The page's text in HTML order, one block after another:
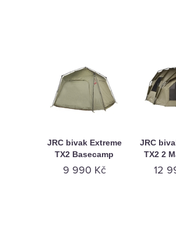
JRC bivak Extreme
TX2 Basecamp
9 990 Kč
JRC
TX2 2
12